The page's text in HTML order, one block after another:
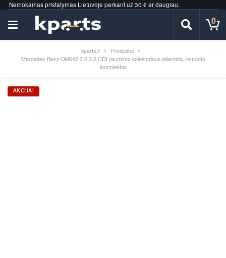
Nemokamas pristatymas Lietuvoje perkant už 30 € ar daugiau.
0
kparts.lt
Produktai
Mercedes-Benz OM642 3.0 3.2 CDI įsiurbimo kolektoriaus sklendžių remonto
komplektas
AKCIJA!